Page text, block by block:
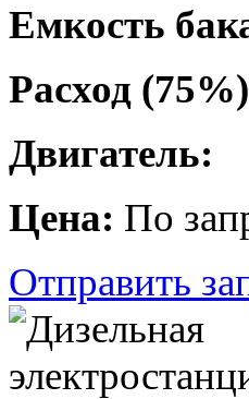
Емкость
Расход
Двигатель:
Цена: По
Отправить